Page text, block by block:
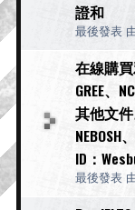
證和
最後發表
在線購
GREE、
其他文件
ID：
最後發表